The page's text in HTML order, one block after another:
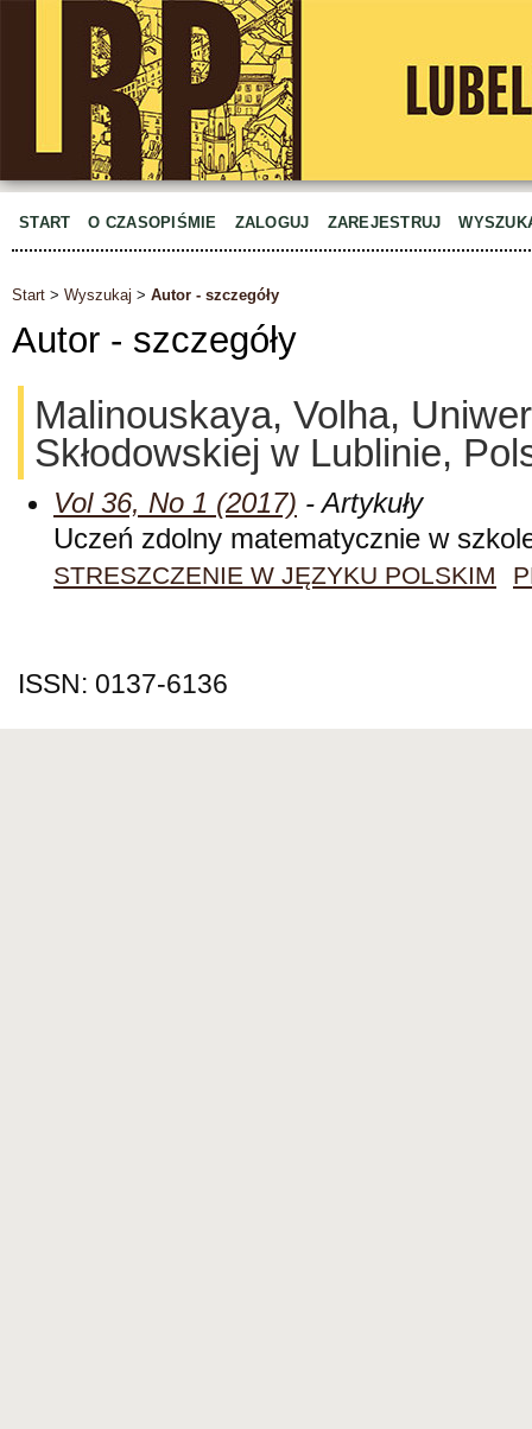
START O CZASOPIŚMIE ZALOGUJ ZAREJESTRUJ
Start > Wyszukaj > Autor - szczegóły
Autor - szczegóły
Malinouskaya, Volha,
Skłodowskiej w Lublinie,
Vol 36, No 1 (2017) - Artykuły
Uczeń zdolny matematycznie w
STRESZCZENIE W JĘZYKU POLSKIM
ISSN: 0137-6136